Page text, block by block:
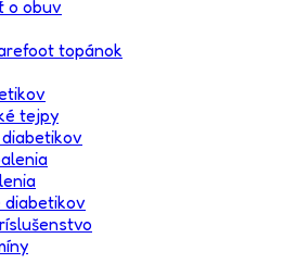
o obuv
topánok
tejpy
diabetikov